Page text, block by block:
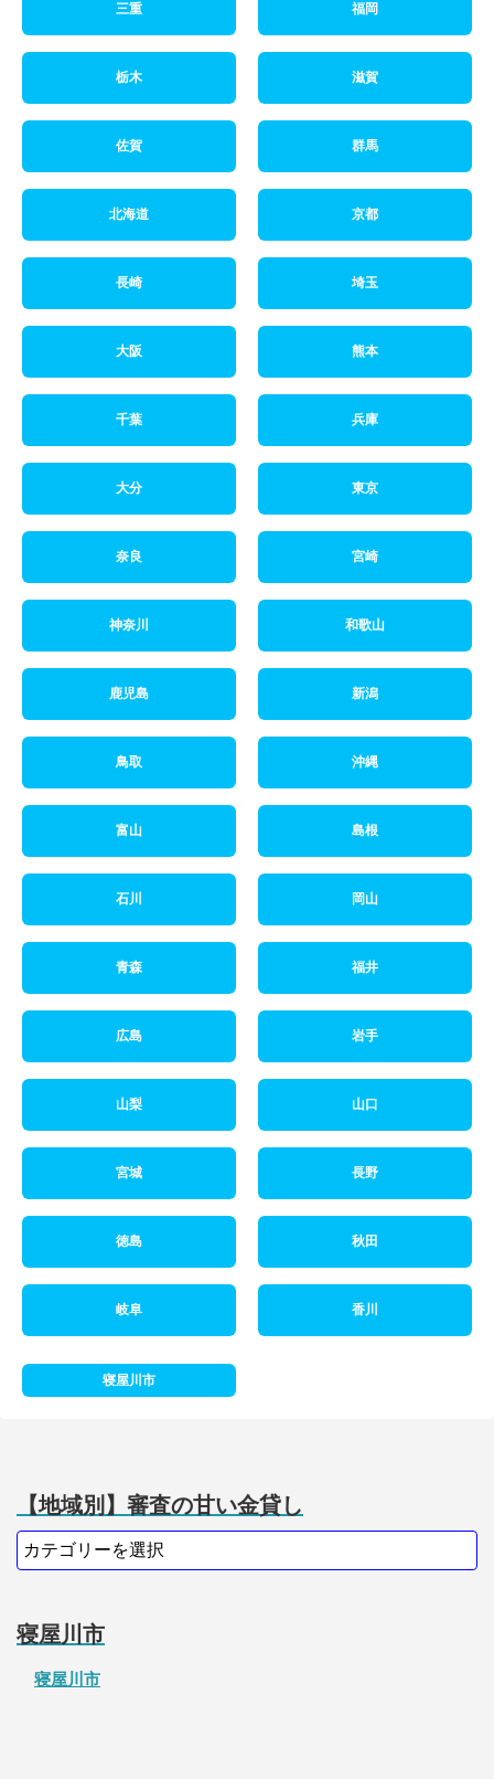
三重 福岡
栃木 滋賀
佐賀 群馬
北海道 京都
長崎 埼玉
大阪 熊本
千葉 兵庫
大分 東京
奈良 宮崎
神奈川 和歌山
鹿児島 新潟
鳥取 沖縄
富山 島根
石川 岡山
青森 福井
広島 岩手
山梨 山口
宮城 長野
徳島 秋田
岐阜 香川
寝屋川市
【地域別】審査の甘い金貸し
寝屋川市
寝屋川市